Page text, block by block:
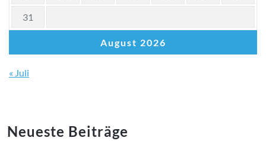
August 2026
31
« Juli
Neueste Beiträge